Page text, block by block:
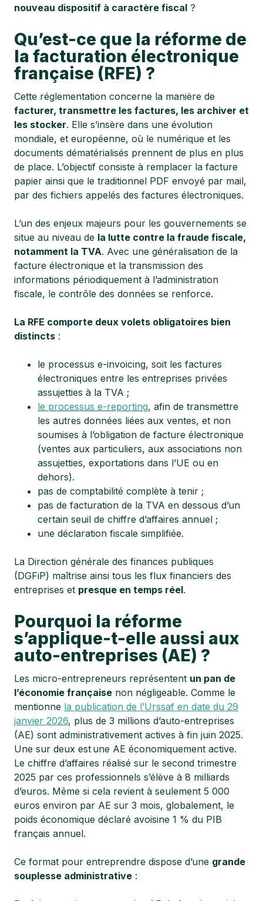
nouveau dispositif à caractère fiscal ?
Qu’est-ce que la réforme de
la facturation électronique
française (RFE) ?
Cette réglementation concerne la manière de
facturer, transmettre les factures, les archiver et
les stocker. Elle s’insère dans une évolution
mondiale, et européenne, où le numérique et les
documents dématérialisés prennent de plus en plus
de place. L’objectif consiste à remplacer la facture
papier ainsi que le traditionnel PDF envoyé par mail,
par des fichiers appelés des factures électroniques.
L’un des enjeux majeurs pour les gouvernements se
situe au niveau de la lutte contre la fraude fiscale,
notamment la TVA. Avec une généralisation de la
facture électronique et la transmission des
informations périodiquement à l’administration
fiscale, le contrôle des données se renforce.
La RFE comporte deux volets obligatoires bien
distincts :
le processus e-invoicing, soit les factures
électroniques entre les entreprises privées
assujetties à la TVA ;
le processus e-reporting, afin de transmettre
les autres données liées aux ventes, et non
soumises à l’obligation de facture électronique
(ventes aux particuliers, aux associations non
assujetties, exportations dans l’UE ou en
dehors).
pas de comptabilité complète à tenir ;
pas de facturation de la TVA en dessous d’un
certain seuil de chiffre d’affaires annuel ;
une déclaration fiscale simplifiée.
La Direction générale des finances publiques
(DGFiP) maîtrise ainsi tous les flux financiers des
entreprises et presque en temps réel.
Pourquoi la réforme
s’applique-t-elle aussi aux
auto-entreprises (AE) ?
Les micro-entrepreneurs représentent un pan de
l’économie française non négligeable. Comme le
mentionne la publication de l’Urssaf en date du 29
janvier 2026, plus de 3 millions d’auto-entreprises
(AE) sont administrativement actives à fin juin 2025.
Une sur deux est une AE économiquement active.
Le chiffre d’affaires réalisé sur le second trimestre
2025 par ces professionnels s’élève à 8 milliards
d’euros. Même si cela revient à seulement 5 000
euros environ par AE sur 3 mois, globalement, le
poids économique déclaré avoisine 1 % du PIB
français annuel.
Ce format pour entreprendre dispose d’une grande
souplesse administrative :